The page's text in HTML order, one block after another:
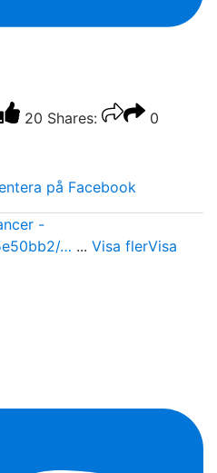
20 Shares:
0
på Facebook
-
… ... Visa flerVisa